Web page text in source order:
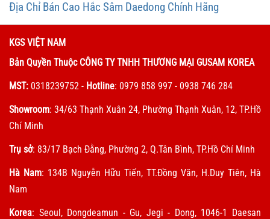
Địa Chỉ Bán Cao Hắc Sâm Daedong Chính Hãng
KGS VIỆT NAM
Bản Quyền Thuộc CÔNG TY TNHH THƯƠNG MẠI GUSAM KOREA
MST: 0318239752 - Hotline: 0979 858 997 - 0938 746 284
Showroom: 34/63 Thạnh Xuân 24, Phường Thạnh Xuân, 12, TP.Hồ
Chí Minh
Trụ sở: 83/17 Bạch Đằng, Phường 2, Q.Tân Bình, TP.Hồ Chí Minh
Hà Nam: 134B Nguyễn Hữu Tiến, TT.Đồng Văn, H.Duy Tiên, Hà
Nam
Korea: Seoul, Dongdeamun - Gu, Jegi - Dong, 1046-1 Daesan